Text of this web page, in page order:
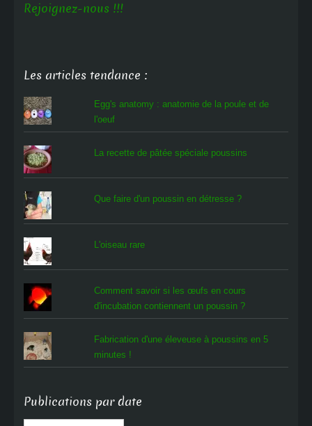
Rejoignez-nous !!!
Les articles tendance :
Egg's anatomy : anatomie de la poule et de
l'oeuf
La recette de pâtée spéciale poussins
Que faire d'un poussin en détresse ?
L'oiseau rare
Comment savoir si les œufs en cours
d'incubation contiennent un poussin ?
Fabrication d'une éleveuse à poussins en 5
minutes !
Publications par date